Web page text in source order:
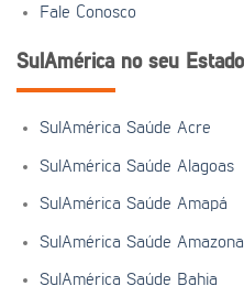
Fale Conosco
SulAmérica no seu Estado
SulAmérica Saúde Acre
SulAmérica Saúde Alagoas
SulAmérica Saúde Amapá
SulAmérica Saúde
SulAmérica Saúde Bahia